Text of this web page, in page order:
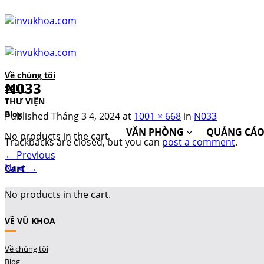
to
Về chúng tôi
SALE
THƯ VIỆN
Blog
No products in the cart. VĂN PHÒNG QUẢNG CÁO
Cart
No products in the cart.
N033
Published Tháng 3 4, 2024at 1001 × 668 in N033
Trackbacks are closed, but you can post a comment.
← Previous
Next →
VỀ VŨ KHOA
Về chúng tôi
Blog